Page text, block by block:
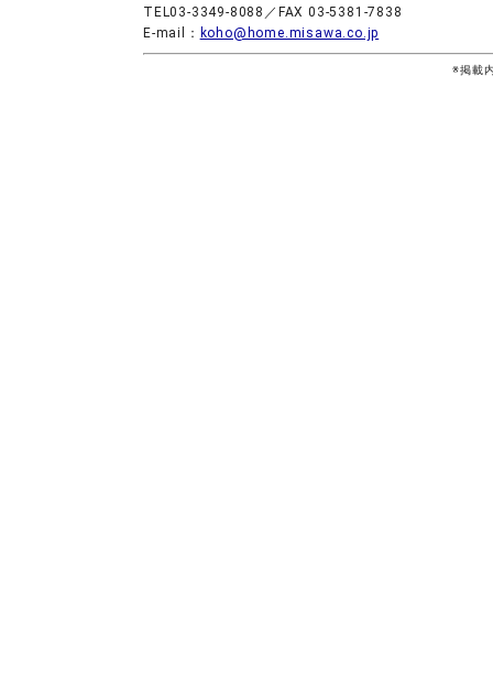
TEL03-3349-8088／FAX 03-5381-7838
E-mail： koho@home.misawa.co.jp
※掲載